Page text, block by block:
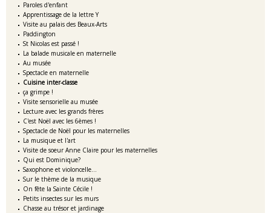
Paroles d'enfant
Apprentissage de la lettre Y
Visite au palais des Beaux-Arts
Paddington
St Nicolas est passé !
La balade musicale en maternelle
Au musée
Spectacle en maternelle
Cuisine inter-classe
ça grimpe !
Visite sensorielle au musée
Lecture avec les grands frères
C'est Noël avec les 6èmes !
Spectacle de Noël pour les maternelles
La musique et l'art
Visite de soeur Anne Claire pour les maternelles
Qui est Dominique?
Saxophone et violoncelle...
Sur le thème de la musique
On fête la Sainte Cécile !
Petits insectes sur les murs
Chasse au trésor et jardinage